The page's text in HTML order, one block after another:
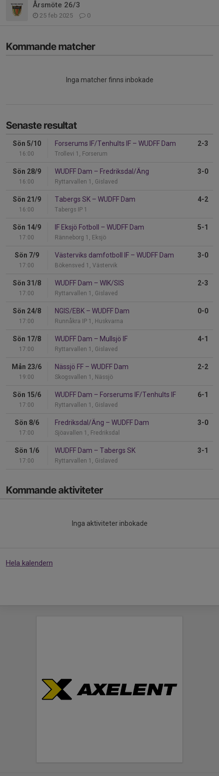
Årsmöte 26/3
25 feb 2025 0
Kommande matcher
Inga matcher finns inbokade
Senaste resultat
Sön 5/10
16:00
Forserums IF/Tenhults IF – WUDFF Dam
Trollevi 1, Forserum
2-3
Sön 28/9
16:00
WUDFF Dam – Fredriksdal/Äng
Ryttarvallen 1, Gislaved
3-0
Sön 21/9
16:00
Tabergs SK – WUDFF Dam
Tabergs IP 1
4-2
Sön 14/9
17:00
IF Eksjö Fotboll – WUDFF Dam
Ränneborg 1, Eksjö
5-1
Sön 7/9
17:00
Västerviks damfotboll IF – WUDFF Dam
Bökensved 1, Västervik
3-0
Sön 31/8
17:00
WUDFF Dam – WIK/SIS
Ryttarvallen 1, Gislaved
2-3
Sön 24/8
17:00
NGIS/EBK – WUDFF Dam
Runnåkra IP 1, Huskvarna
0-0
Sön 17/8
17:00
WUDFF Dam – Mullsjö IF
Ryttarvallen 1, Gislaved
4-1
Mån 23/6
19:00
Nässjö FF – WUDFF Dam
Skogsvallen 1, Nässjö
2-2
Sön 15/6
17:00
WUDFF Dam – Forserums IF/Tenhults IF
Ryttarvallen 1, Gislaved
6-1
Sön 8/6
17:00
Fredriksdal/Äng – WUDFF Dam
Sjöavallen 1, Fredriksdal
3-0
Sön 1/6
17:00
WUDFF Dam – Tabergs SK
Ryttarvallen 1, Gislaved
3-1
Kommande aktiviteter
Inga aktiviteter inbokade
Hela kalendern